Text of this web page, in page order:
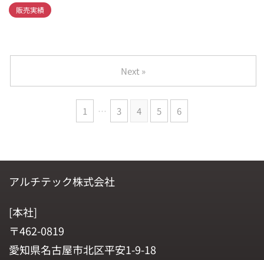
販売実績
1 … 3 4 5 6
Next »
アルチテック株式会社
[本社]
〒462-0819
愛知県名古屋市北区平安1-9-18